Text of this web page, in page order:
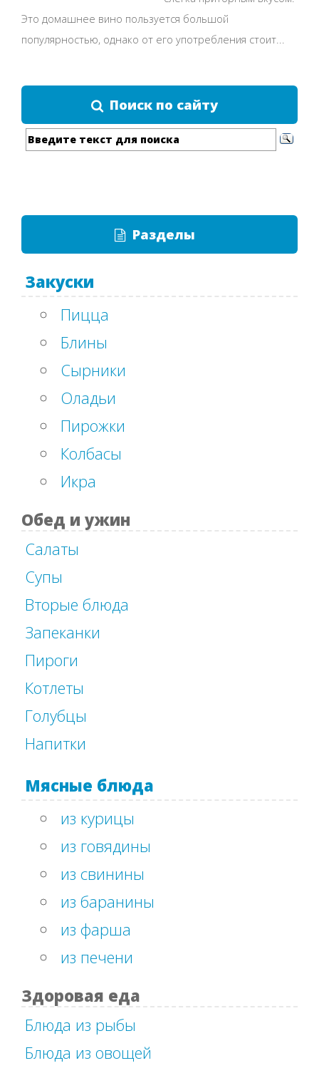
Это домашнее вино пользуется большой
популярностью, однако от его употребления стоит...
Поиск по сайту
Разделы
Закуски
Пицца
Блины
Сырники
Оладьи
Пирожки
Колбасы
Икра
Обед и ужин
Салаты
Супы
Вторые блюда
Запеканки
Пироги
Котлеты
Голубцы
Напитки
Мясные блюда
из курицы
из говядины
из свинины
из баранины
из фарша
из печени
Здоровая еда
Блюда из рыбы
Блюда из овощей